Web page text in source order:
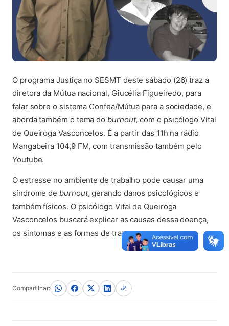
O programa Justiça no SESMT deste sábado (26) traz a
diretora da Mútua nacional, Giucélia Figueiredo, para
falar sobre o sistema Confea/Mútua para a sociedade, e
aborda também o tema doburnout,com o psicólogo Vital
de Queiroga Vasconcelos. É a partir das 11h na rádio
Mangabeira 104,9 FM, com transmissão também pelo
Youtube.
O estresse no ambiente de trabalho pode causar uma
síndrome deburnout, gerando danos psicológicos e
também físicos. O psicólogo Vital de Queiroga
Vasconcelos buscará explicar as causas dessa doença,
os sintomas e as formas de tratamento.
Compartilhar: